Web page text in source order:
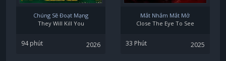
Chúng Sẽ Đoạt Mạng
They Will Kill You
94 phút 2026
Mắt Nhắm Mắt Mở
Close The Eye To See
33 Phút 2025